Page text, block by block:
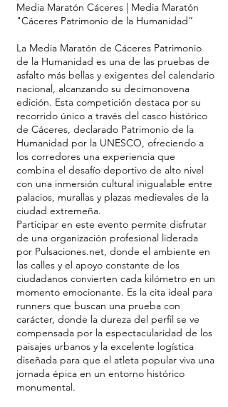
Media Maratón Cáceres | Media Maratón
"Cáceres Patrimonio de la Humanidad”
La Media Maratón de Cáceres Patrimonio
de la Humanidad es una de las pruebas de
asfalto más bellas y exigentes del calendario
nacional, alcanzando su decimonovena
edición. Esta competición destaca por su
recorrido único a través del casco histórico
de Cáceres, declarado Patrimonio de la
Humanidad por la UNESCO, ofreciendo a
los corredores una experiencia que
combina el desafío deportivo de alto nivel
con una inmersión cultural inigualable entre
palacios, murallas y plazas medievales de la
ciudad extremeña.
Participar en este evento permite disfrutar
de una organización profesional liderada
por Pulsaciones.net, donde el ambiente en
las calles y el apoyo constante de los
ciudadanos convierten cada kilómetro en un
momento emocionante. Es la cita ideal para
runners que buscan una prueba con
carácter, donde la dureza del perfil se ve
compensada por la espectacularidad de los
paisajes urbanos y la excelente logística
diseñada para que el atleta popular viva una
jornada épica en un entorno histórico
monumental.